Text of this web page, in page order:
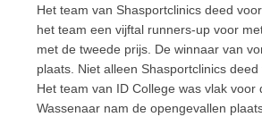
Het team van Shasportclinics deed
het team een vijftal runners-up voor
met de tweede prijs. De winnaar van
plaats. Niet alleen Shasportclinics
Het team van ID College was vlak
Wassenaar nam de opengevallen